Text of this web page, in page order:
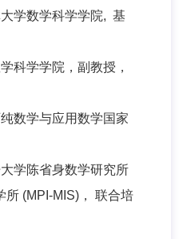
学数学科学学院, 基
科学学院，副教授，
数学与应用数学国家
学陈省身数学研究所
所 (MPI-MIS)， 联合培